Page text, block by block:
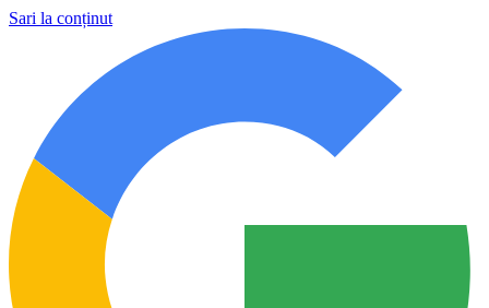
Sari la conținut